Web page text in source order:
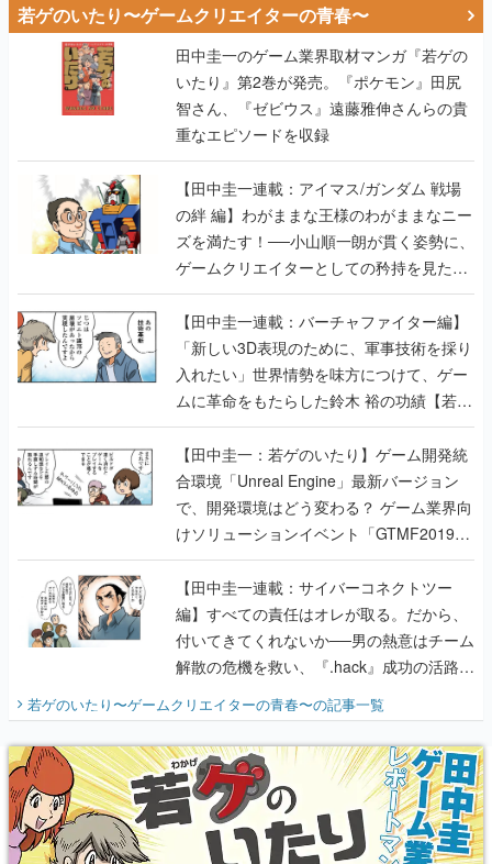
若ゲのいたり〜ゲームクリエイターの青春〜
田中圭一のゲーム業界取材マンガ『若ゲの
いたり』第2巻が発売。『ポケモン』田尻
智さん、『ゼビウス』遠藤雅伸さんらの貴
重なエピソードを収録
【田中圭一連載：アイマス/ガンダム 戦場
の絆 編】わがままな王様のわがままなニー
ズを満たす！──小山順一朗が貫く姿勢に、
ゲームクリエイターとしての矜持を見た
【若ゲのいたり最終回】
【田中圭一連載：バーチャファイター編】
「新しい3D表現のために、軍事技術を採り
入れたい」世界情勢を味方につけて、ゲー
ムに革命をもたらした鈴木 裕の功績【若ゲ
のいたり】
【田中圭一：若ゲのいたり】ゲーム開発統
合環境「Unreal Engine」最新バージョン
で、開発環境はどう変わる？ ゲーム業界向
けソリューションイベント「GTMF2019」
に行って、より理解を深めよう【PR】
【田中圭一連載：サイバーコネクトツー
編】すべての責任はオレが取る。だから、
付いてきてくれないか──男の熱意はチーム
解散の危機を救い、『.hack』成功の活路を
『少年ジャンプ』色だった【若ゲのいた
り】
若ゲのいたり〜ゲームクリエイターの青春〜の記事一覧